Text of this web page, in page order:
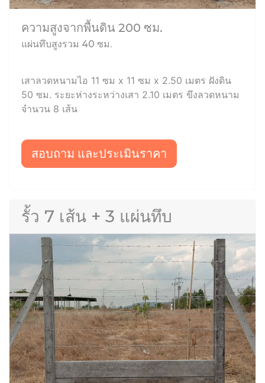
ความสูงจากพื้นดิน 200 ซม.
แผ่นทึบสูงรวม 40 ซม.
เสาลวดหนามไอ 11 ซม x 11 ซม x 2.50 เมตร ฝังดิน
50 ซม. ระยะห่างระหว่างเสา 2.10 เมตร ขึงลวดหนาม
จำนวน 8 เส้น
สอบถาม และประเมินราคา
รั้ว 7 เส้น + 3 แผ่นทึบ